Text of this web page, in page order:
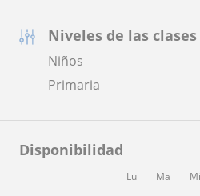
Niveles de las clases
Niños
Primaria
Disponibilidad
Lu Ma Mi